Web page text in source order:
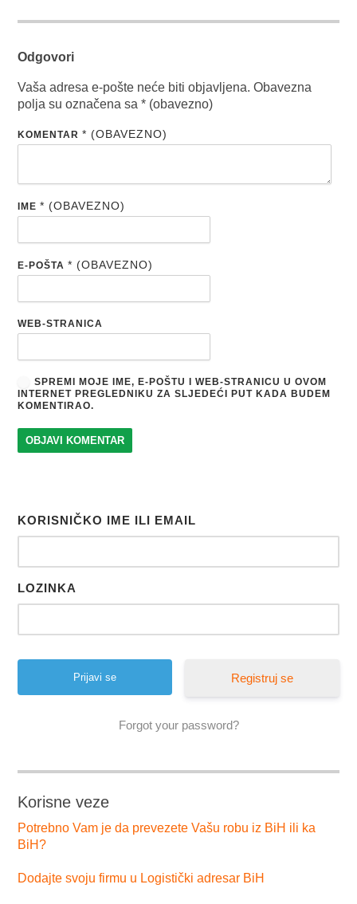
Odgovori
Vaša adresa e-pošte neće biti objavljena. Obavezna
polja su označena sa* (obavezno)
KOMENTAR* (OBAVEZNO)
IME* (OBAVEZNO)
E-POŠTA* (OBAVEZNO)
WEB-STRANICA
SPREMI MOJE IME, E-POŠTU I WEB-STRANICU U OVOM
INTERNET PREGLEDNIKU ZA SLJEDEĆI PUT KADA BUDEM
KOMENTIRAO.
KORISNIČKO IME ILI EMAIL
LOZINKA
Registruj se
Forgot your password?
Korisne veze
Potrebno Vam je da prevezete Vašu robu iz BiH ili ka
BiH?
Dodajte svoju firmu u Logistički adresar BiH